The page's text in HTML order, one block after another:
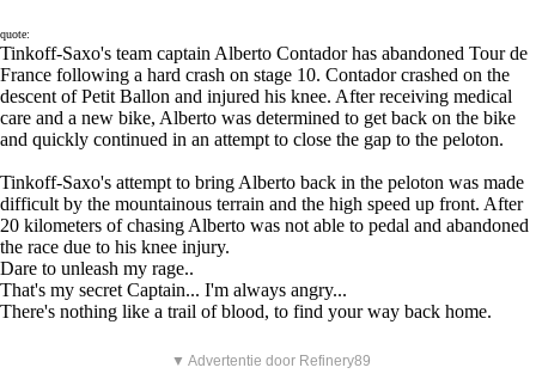
quote:
Tinkoff-Saxo's team captain Alberto Contador has abandoned Tour de
France following a hard crash on stage 10. Contador crashed on the
descent of Petit Ballon and injured his knee. After receiving medical
care and a new bike, Alberto was determined to get back on the bike
and quickly continued in an attempt to close the gap to the peloton.
Tinkoff-Saxo's attempt to bring Alberto back in the peloton was made
difficult by the mountainous terrain and the high speed up front. After
20 kilometers of chasing Alberto was not able to pedal and abandoned
the race due to his knee injury.
Dare to unleash my rage..
That's my secret Captain... I'm always angry...
There's nothing like a trail of blood, to find your way back home.
▼ Advertentie door Refinery89